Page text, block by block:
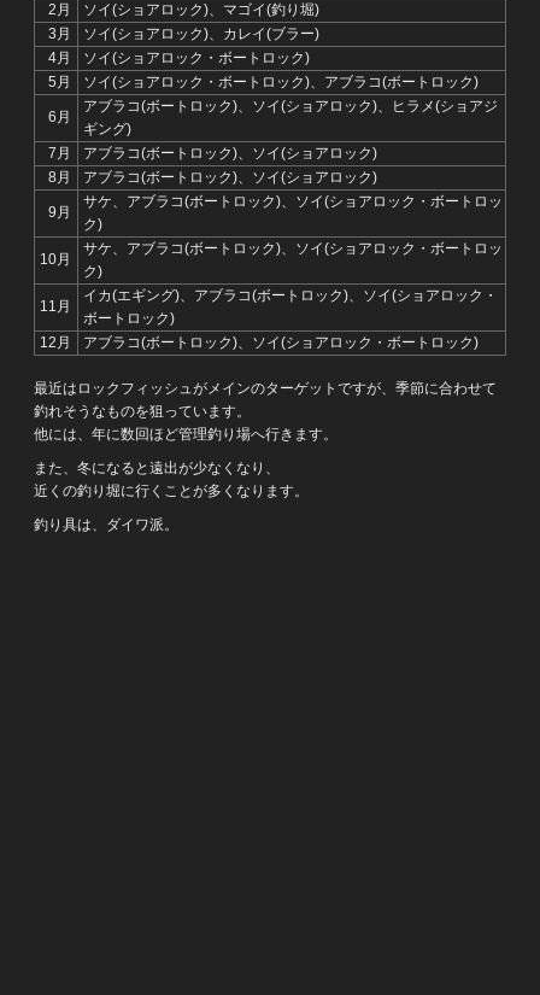
2月
ソイ(ショアロック)、マゴイ(釣り堀)
3月
ソイ(ショアロック)、カレイ(ブラー)
4月
ソイ(ショアロック・ボートロック)
5月
ソイ(ショアロック・ボートロック)、アブラコ(ボートロック)
6月
アブラコ(ボートロック)、ソイ(ショアロック)、ヒラメ(ショアジ
ギング)
7月
アブラコ(ボートロック)、ソイ(ショアロック)
8月
アブラコ(ボートロック)、ソイ(ショアロック)
9月
サケ、アブラコ(ボートロック)、ソイ(ショアロック・ボートロッ
ク)
10月
サケ、アブラコ(ボートロック)、ソイ(ショアロック・ボートロッ
ク)
11月
イカ(エギング)、アブラコ(ボートロック)、ソイ(ショアロック・
ボートロック)
12月
アブラコ(ボートロック)、ソイ(ショアロック・ボートロック)
最近はロックフィッシュがメインのターゲットですが、季節に合わせて
釣れそうなものを狙っています。
他には、年に数回ほど管理釣り場へ行きます。
また、冬になると遠出が少なくなり、
近くの釣り堀に行くことが多くなります。
釣り具は、ダイワ派。